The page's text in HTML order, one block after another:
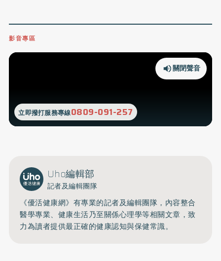
影音專區
立即撥打服務專線0809-091-257
關閉聲音
Uho編輯部
記者及編輯團隊
《優活健康網》有專業的記者及編輯團隊，內容整合
醫學專業、健康生活乃至關係心理學等相關文章，致
力為讀者提供最正確的健康認知與保健常識。